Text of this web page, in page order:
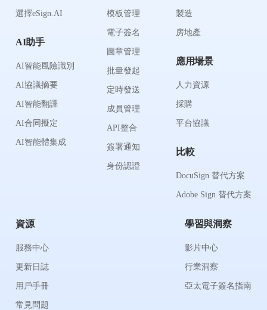
選擇eSign.AI
AI助手
AI智能風險識別
AI協議摘要
AI智能翻譯
AI合同擬定
AI智能體集成
模板管理
電子簽名
圖章管理
批量發起
定時發送
成員管理
API整合
簽署通知
身份認證
製造
房地產
應用場景
人力資源
採購
平台協議
比較
DocuSign 替代方案
Adobe Sign 替代方案
資源
服務中心
更新日誌
用戶手冊
常見問題
學習與洞察
影片中心
行業洞察
亞太電子簽名指南